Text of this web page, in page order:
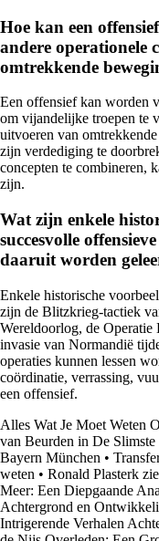
Hoe kan een
andere operationele
omtrekkende
Een offensief kan worden
om vijandelijke troepen te
uitvoeren van
zijn verdediging te
concepten te combineren,
zijn.
Wat zijn enkele
succesvolle
daaruit worden
Enkele historische
zijn de Blitzkrieg-tactiek
Wereldoorlog, de Operatie
invasie van Normandië
operaties kunnen lessen
coördinatie, verrassing,
een offensief.
Alles Wat Je Moet Weten
van Beurden in De Slimste
Bayern München •
weten • Ronald Plasterk
Meer: Een Diepgaande
Achtergrond en
Intrigerende Verhalen